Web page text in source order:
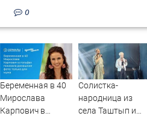
0
Беременная в 40
Мирослава
Карпович в
Солистка-
народница из
села Таштып и